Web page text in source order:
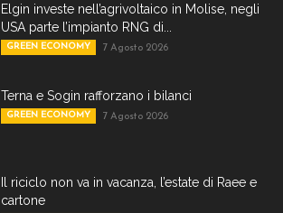
Elgin investe nell’agrivoltaico in Molise, negli
USA parte l’impianto RNG di...
GREEN ECONOMY 7 Agosto 2026
Terna e Sogin rafforzano i bilanci
GREEN ECONOMY 7 Agosto 2026
Il riciclo non va in vacanza, l’estate di Raee e
cartone